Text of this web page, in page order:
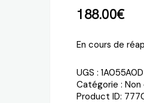
188.00€
En cours de
UGS : 1A055A0D
Catégorie : Non
Product ID: